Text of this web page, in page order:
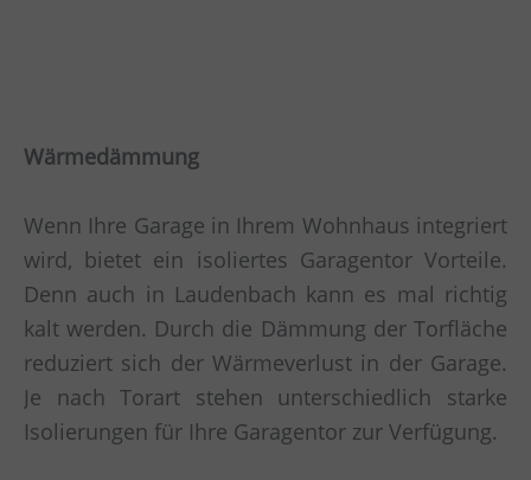
Wärmedämmung
Wenn Ihre Garage in Ihrem Wohnhaus integriert
wird, bietet ein isoliertes Garagentor Vorteile.
Denn auch in Laudenbach kann es mal richtig
kalt werden. Durch die Dämmung der Torfläche
reduziert sich der Wärmeverlust in der Garage.
Je nach Torart stehen unterschiedlich starke
Isolierungen für Ihre Garagentor zur Verfügung.